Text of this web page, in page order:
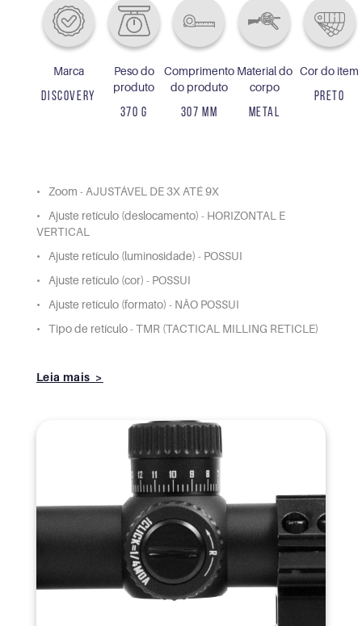
Marca
DISCOVERY
Peso do
produto
370 G
Comprimento
do produto
307 MM
Material do
corpo
METAL
Cor do item
PRETO
Zoom - AJUSTÁVEL DE 3X ATÉ 9X
Ajuste retículo (deslocamento) - HORIZONTAL E
VERTICAL
Ajuste retículo (luminosidade) - POSSUI
Ajuste retículo (cor) - POSSUI
Ajuste retículo (formato) - NÃO POSSUI
Tipo de retículo - TMR (TACTICAL MILLING RETICLE)
Leia mais >